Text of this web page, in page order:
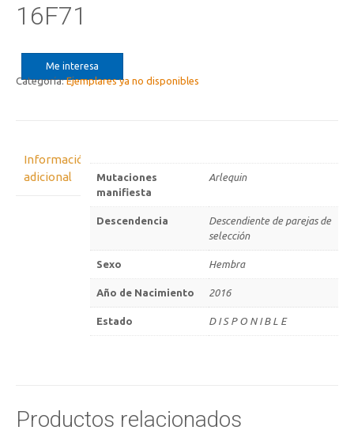
16F71
Me interesa
Categoría:Ejemplares ya no disponibles
Información
adicional
Mutaciones
manifiesta
Arlequin
Descendencia
Descendiente de parejas de
selección
Sexo Hembra
Año de Nacimiento 2016
Estado D I S P O N I B L E
Productos relacionados